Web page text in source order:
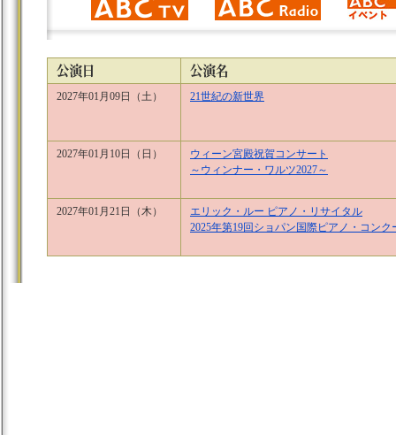
2027年01月09日（土） 21世紀の新世界
2027年01月10日（日）
ウィーン宮殿祝賀コンサート
～ウィンナー・ワルツ2027～
2027年01月21日（木）
エリック・ルー ピアノ・リサイタル
2025年第19回ショパン国際ピアノ・コンク